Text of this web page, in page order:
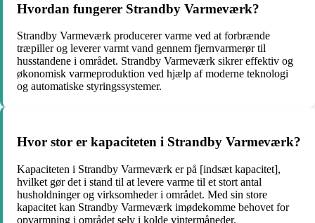
Hvordan fungerer Strandby Varmeværk?
Strandby Varmeværk producerer varme ved at forbrænde
træpiller og leverer varmt vand gennem fjernvarmerør til
husstandene i området. Strandby Varmeværk sikrer effektiv og
økonomisk varmeproduktion ved hjælp af moderne teknologi
og automatiske styringssystemer.
Hvor stor er kapaciteten i Strandby Varmeværk?
Kapaciteten i Strandby Varmeværk er på [indsæt kapacitet],
hvilket gør det i stand til at levere varme til et stort antal
husholdninger og virksomheder i området. Med sin store
kapacitet kan Strandby Varmeværk imødekomme behovet for
opvarmning i området selv i kolde vintermåneder.